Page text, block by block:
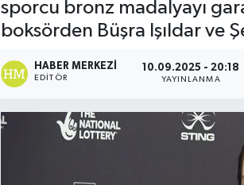
sporcu bronz madalyayı
boksörden Büşra Işıldar ve
HABER MERKEZI
EDITÖR
10.09.2025 - 20:18
YAYINLANMA